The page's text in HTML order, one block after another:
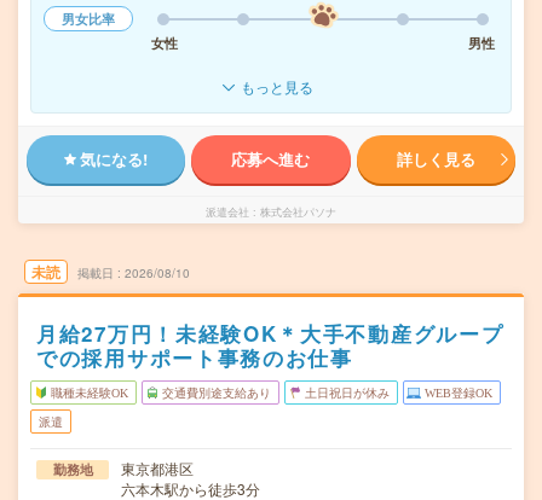
男女比率
女性
男性
もっと見る
気になる! 応募へ進む 詳しく見る
派遣会社 株式会社パソナ
未読 掲載日 2026/08/10
月給27万円！未経験OK＊大手不動産グループ
での採用サポート事務のお仕事
職種未経験OK 交通費別途支給あり 土日祝日が休み WEB登録OK
派遣
勤務地
東京都港区
六本木駅から徒歩3分